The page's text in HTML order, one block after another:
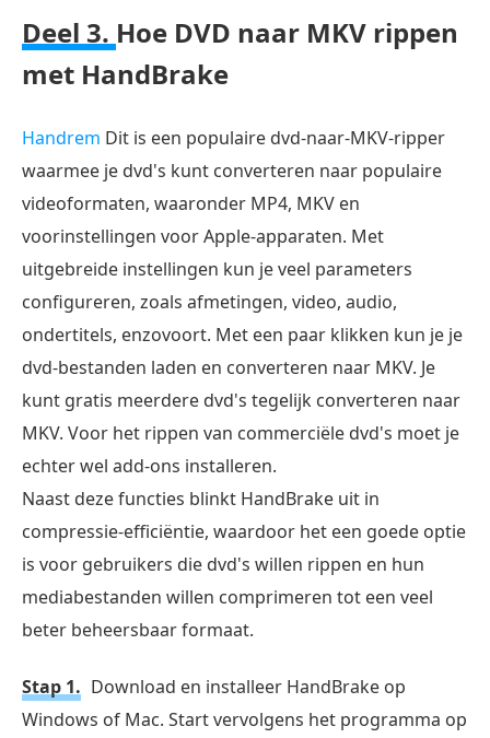
Deel 3. Hoe DVD naar MKV rippen
met HandBrake
Handrem Dit is een populaire dvd-naar-MKV-ripper
waarmee je dvd's kunt converteren naar populaire
videoformaten, waaronder MP4, MKV en
voorinstellingen voor Apple-apparaten. Met
uitgebreide instellingen kun je veel parameters
configureren, zoals afmetingen, video, audio,
ondertitels, enzovoort. Met een paar klikken kun je je
dvd-bestanden laden en converteren naar MKV. Je
kunt gratis meerdere dvd's tegelijk converteren naar
MKV. Voor het rippen van commerciële dvd's moet je
echter wel add-ons installeren.
Naast deze functies blinkt HandBrake uit in
compressie-efficiëntie, waardoor het een goede optie
is voor gebruikers die dvd's willen rippen en hun
mediabestanden willen comprimeren tot een veel
beter beheersbaar formaat.
Stap 1. Download en installeer HandBrake op
Windows of Mac. Start vervolgens het programma op